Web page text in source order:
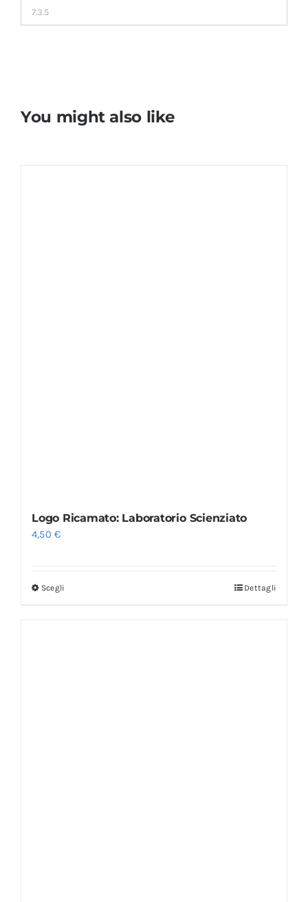
You might also like
Logo Ricamato: Laboratorio Scienziato
4,50€
Scegli Dettagli